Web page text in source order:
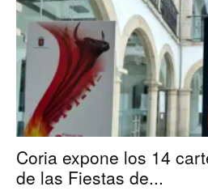
Coria expone los 14
de las Fiestas de...